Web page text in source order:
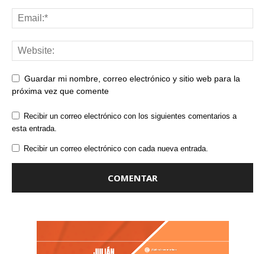
Guardar mi nombre, correo electrónico y sitio web para la
próxima vez que comente
Recibir un correo electrónico con los siguientes comentarios a
esta entrada.
Recibir un correo electrónico con cada nueva entrada.